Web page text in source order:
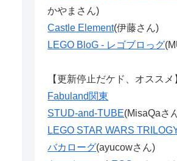
かやまさん)
Castle Element(伊藤さん)
LEGO BloG - レゴブロっグ
【更新停止だケド、オススメ
Fabuland関東
STUD-and-TUBE(MisaQaさ
LEGO STAR WARS
バカローグ(ayucowさん)